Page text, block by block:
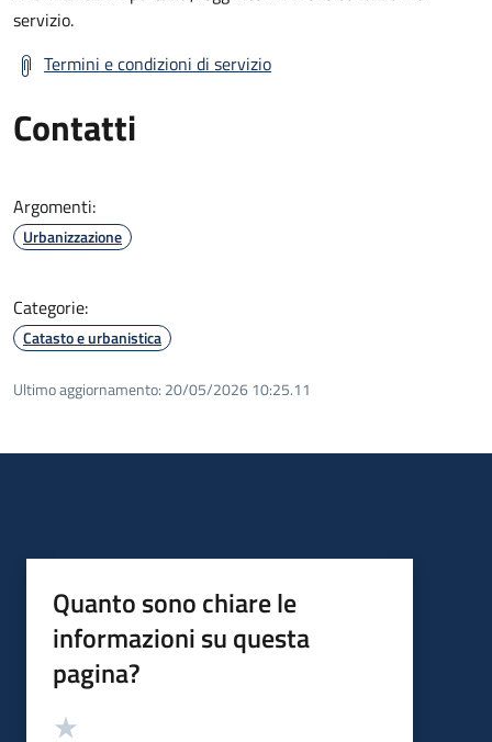
servizio.
Termini e condizioni di servizio
Contatti
Argomenti:
Urbanizzazione
Categorie:
Catasto e urbanistica
Ultimo aggiornamento: 20/05/2026 10:25.11
Quanto sono chiare le
informazioni su questa
pagina?
Valutazione